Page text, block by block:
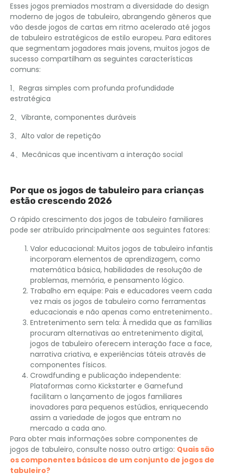
Esses jogos premiados mostram a diversidade do design
moderno de jogos de tabuleiro, abrangendo gêneros que
vão desde jogos de cartas em ritmo acelerado até jogos
de tabuleiro estratégicos de estilo europeu. Para editores
que segmentam jogadores mais jovens, muitos jogos de
sucesso compartilham as seguintes características
comuns:
1、Regras simples com profunda profundidade
estratégica
2、Vibrante, componentes duráveis
3、Alto valor de repetição
4、Mecânicas que incentivam a interação social
Por que os jogos de tabuleiro para crianças
estão crescendo 2026
O rápido crescimento dos jogos de tabuleiro familiares
pode ser atribuído principalmente aos seguintes fatores:
Valor educacional: Muitos jogos de tabuleiro infantis
incorporam elementos de aprendizagem, como
matemática básica, habilidades de resolução de
problemas, memória, e pensamento lógico.
Trabalho em equipe: Pais e educadores veem cada
vez mais os jogos de tabuleiro como ferramentas
educacionais e não apenas como entretenimento..
Entretenimento sem tela: À medida que as famílias
procuram alternativas ao entretenimento digital,
jogos de tabuleiro oferecem interação face a face,
narrativa criativa, e experiências táteis através de
componentes físicos.
Crowdfunding e publicação independente:
Plataformas como Kickstarter e Gamefund
facilitam o lançamento de jogos familiares
inovadores para pequenos estúdios, enriquecendo
assim a variedade de jogos que entram no
mercado a cada ano.
Para obter mais informações sobre componentes de
jogos de tabuleiro, consulte nosso outro artigo: Quais são
os componentes básicos de um conjunto de jogos de
tabuleiro?